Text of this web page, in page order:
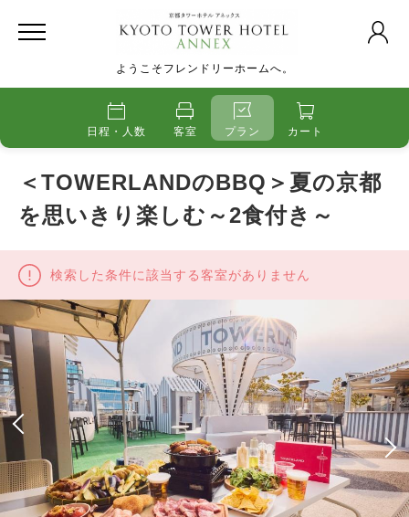
ようこそフレンドリーホームへ。
日程・人数 客室 プラン カート
＜TOWERLANDのBBQ＞夏の京都
を思いきり楽しむ～2食付き～
検索した条件に該当する客室がありません